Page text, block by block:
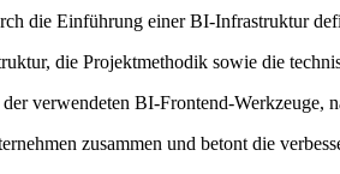
die Einführung einer BI-Infrastruktur
die Projektmethodik sowie die
verwendeten BI-Frontend-Werkzeuge,
zusammen und betont die